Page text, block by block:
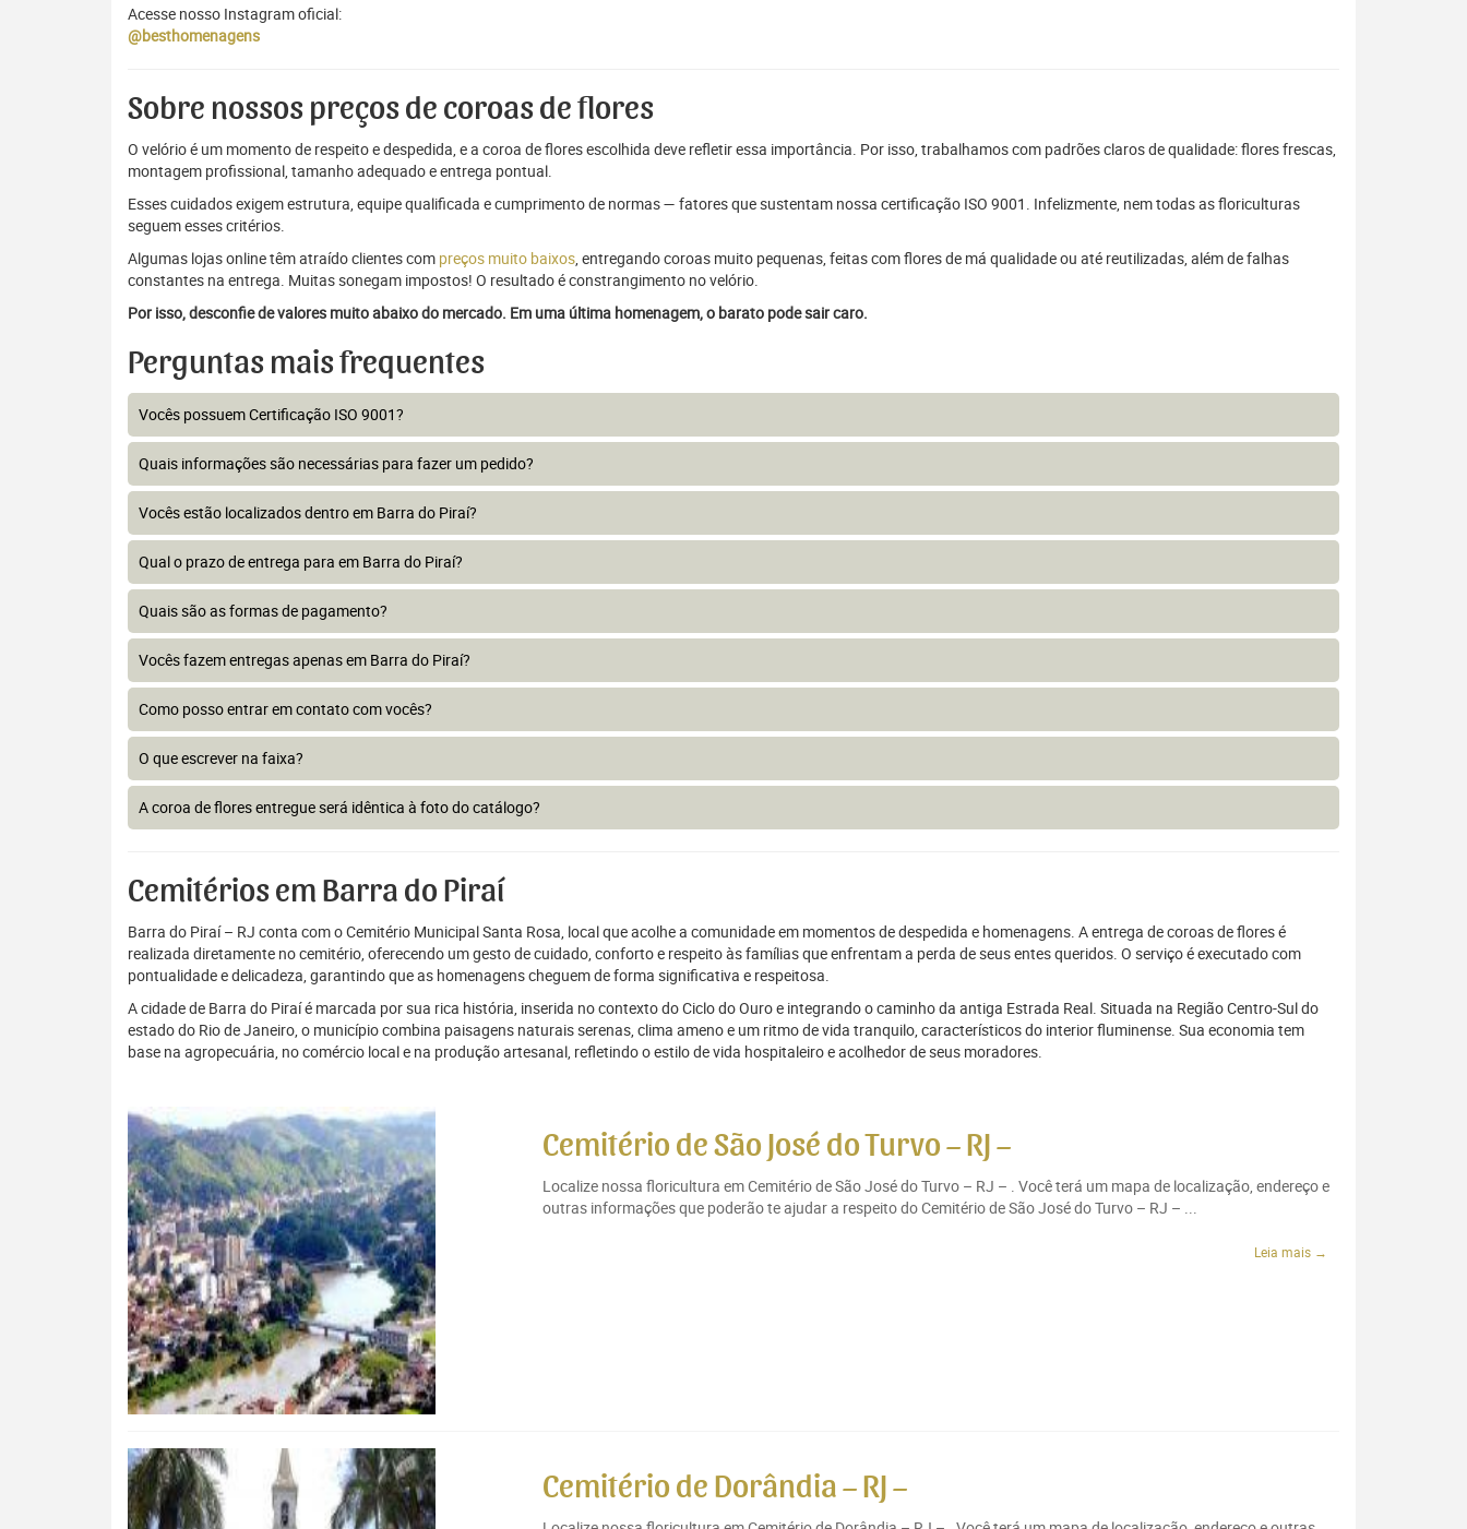
Acesse nosso Instagram oficial:
@besthomenagens
Sobre nossos preços de coroas de flores
O velório é um momento de respeito e despedida, e a coroa de flores escolhida deve refletir essa importância. Por isso, trabalhamos com padrões claros de qualidade: flores frescas,
montagem profissional, tamanho adequado e entrega pontual.
Esses cuidados exigem estrutura, equipe qualificada e cumprimento de normas — fatores que sustentam nossa certificação ISO 9001. Infelizmente, nem todas as floriculturas
seguem esses critérios.
Algumas lojas online têm atraído clientes com preços muito baixos, entregando coroas muito pequenas, feitas com flores de má qualidade ou até reutilizadas, além de falhas
constantes na entrega. Muitas sonegam impostos! O resultado é constrangimento no velório.
Por isso, desconfie de valores muito abaixo do mercado. Em uma última homenagem, o barato pode sair caro.
Perguntas mais frequentes
Vocês possuem Certificação ISO 9001?
Quais informações são necessárias para fazer um pedido?
Vocês estão localizados dentro em Barra do Piraí?
Qual o prazo de entrega para em Barra do Piraí?
Quais são as formas de pagamento?
Vocês fazem entregas apenas em Barra do Piraí?
Como posso entrar em contato com vocês?
O que escrever na faixa?
A coroa de flores entregue será idêntica à foto do catálogo?
Cemitérios em Barra do Piraí
Barra do Piraí – RJ conta com o Cemitério Municipal Santa Rosa, local que acolhe a comunidade em momentos de despedida e homenagens. A entrega de coroas de flores é
realizada diretamente no cemitério, oferecendo um gesto de cuidado, conforto e respeito às famílias que enfrentam a perda de seus entes queridos. O serviço é executado com
pontualidade e delicadeza, garantindo que as homenagens cheguem de forma significativa e respeitosa.
A cidade de Barra do Piraí é marcada por sua rica história, inserida no contexto do Ciclo do Ouro e integrando o caminho da antiga Estrada Real. Situada na Região Centro-Sul do
estado do Rio de Janeiro, o município combina paisagens naturais serenas, clima ameno e um ritmo de vida tranquilo, característicos do interior fluminense. Sua economia tem
base na agropecuária, no comércio local e na produção artesanal, refletindo o estilo de vida hospitaleiro e acolhedor de seus moradores.
Cemitério de São José do Turvo – RJ –
Localize nossa floricultura em Cemitério de São José do Turvo – RJ – . Você terá um mapa de localização, endereço e
outras informações que poderão te ajudar a respeito do Cemitério de São José do Turvo – RJ – ...
Leia mais →
Cemitério de Dorândia – RJ –